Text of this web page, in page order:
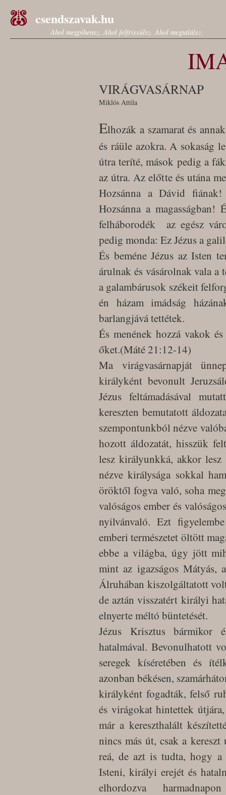
csendszavak.hu
Ahol megpihensz. Ahol felfrissülsz. Ahol megtalálsz.
VIRÁGVASÁRNAP
Miklós Attila
Elhozák a szamarat és
és ráüle azokra. A sokaság
útra teríté, mások pedig a
az útra. Az előtte és utána
Hozsánna a Dávid
Hozsánna a magasságban!
felháborodék az egész
pedig monda: Ez Jézus a
És beméne Jézus az Isten
árulnak és vásárolnak vala a
a galambárusok székeit
én házam imádság
barlangjává tettétek.
És menének hozzá vakok
őket.(Máté 21:12-14)
Ma virágvasárnapját
királyként bevonult
Jézus feltámadásával
kereszten bemutatott
szempontunkból nézve
hozott áldozatát, hisszük
lesz királyunkká, akkor
nézve királysága sokkal
öröktől fogva való, soha
valóságos ember és
nyilvánvaló. Ezt
emberi természetet öltött
ebbe a világba, úgy jött
mint az igazságos
Álruhában kiszolgáltatott
de aztán visszatért királyi
elnyerte méltó büntetését.
Jézus Krisztus bármikor
hatalmával. Bevonulhatott
seregek kíséretében és
azonban békésen,
királyként fogadták, felső
és virágokat hintettek
már a kereszthalált
nincs más út, csak a
reá, de azt is tudta, hogy a
Isteni, királyi erejét és
elhordozva